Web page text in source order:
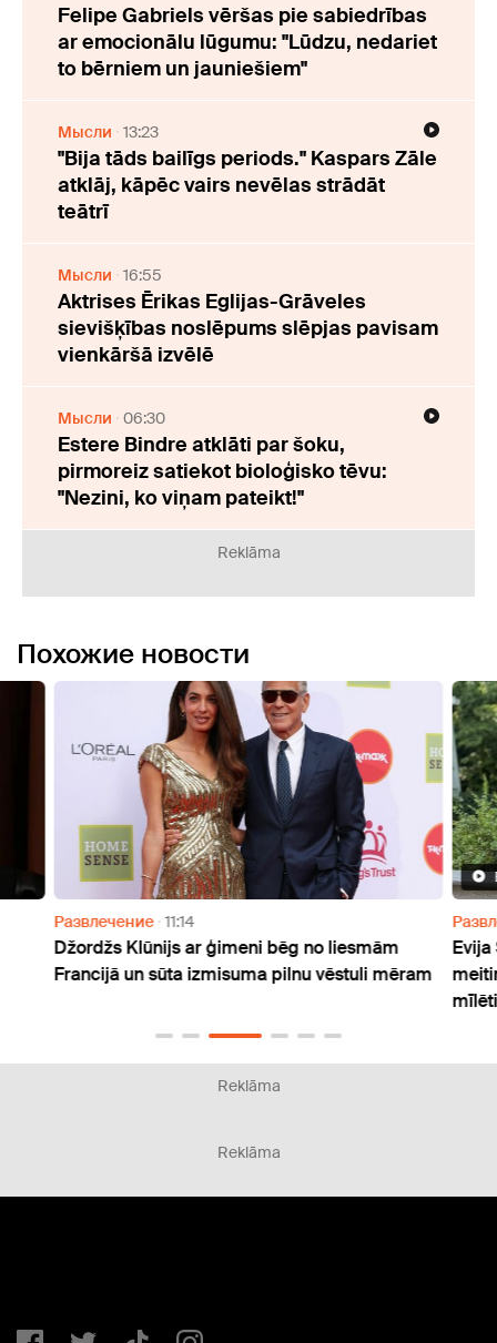
Felipe Gabriels vēršas pie sabiedrības
ar emocionālu lūgumu: "Lūdzu, nedariet
to bērniem un jauniešiem"
Мысли 13:23
"Bija tāds bailīgs periods." Kaspars Zāle
atklāj, kāpēc vairs nevēlas strādāt
teātrī
Мысли 16:55
Aktrises Ērikas Eglijas-Grāveles
sievišķības noslēpums slēpjas pavisam
vienkāršā izvēlē
Мысли 06:30
Estere Bindre atklāti par šoku,
pirmoreiz satiekot bioloģisko tēvu:
"Nezini, ko viņam pateikt!"
Reklāma
Похожие новости
Развлечение 11:14
Džordžs Klūnijs ar ģimeni bēg no liesmām
Francijā un sūta izmisuma pilnu vēstuli mēram
Evija
Reklāma
Reklāma